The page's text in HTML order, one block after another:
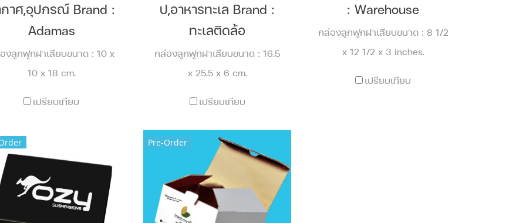
าศ,อุปกรณ์ Brand :
Adamas
งลูกฟูกฝาเสียบขนาด : 10 x
10 x 18 cm.
เปรียบเทียบ
ป,อาหารทะเล Brand :
ทะเลติดล้อ
กล่องลูกฟูกฝาเสียบขนาด : 16.5
x 25.5 x 6 cm.
เปรียบเทียบ
: Warehouse
กล่องลูกฟูกฝาเสียบขนาด : 8 1/2
x 12 1/2 x 3 inches.
เปรียบเทียบ
Pre-Order